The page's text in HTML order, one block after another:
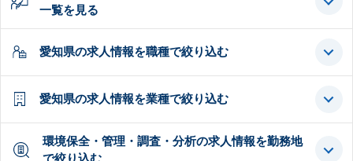
一覧を見る
愛知県の求人情報を職種で絞り込む
愛知県の求人情報を業種で絞り込む
環境保全・管理・調査・分析の求人情報を勤務地
で絞り込む